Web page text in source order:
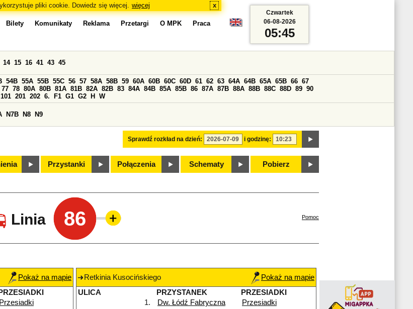
pliki cookie. Dowiedz się więcej. więcej x
Bilety Komunikaty Reklama Przetargi O MPK Praca
Sprawdź rozkład na dzień: i godzinę:
14 15 16 41 43 45
54B 55A 55B 55C 56 57 58A 58B 59 60A 60B 60C 60D 61 62 63 64A 64B 65A 65B 66 67
77 78 80A 80B 81A 81B 82A 82B 83 84A 84B 85A 85B 86 87A 87B 88A 88B 88C 88D 89 90
101 201 202 6. F1 G1 G2 H W
N7B N8 N9
Przystanki Połączenia Schematy Pobierz
Czwartek
06-08-2026
05:45
Linia 86 Pomoc
Pokaż na mapie
PRZESIADKI
Przesiadki
Retkinia Kusocińskiego
Pokaż na mapie
ULICA
PRZYSTANEK
PRZESIADKI
1.
Dw. Łódź Fabryczna
Przesiadki